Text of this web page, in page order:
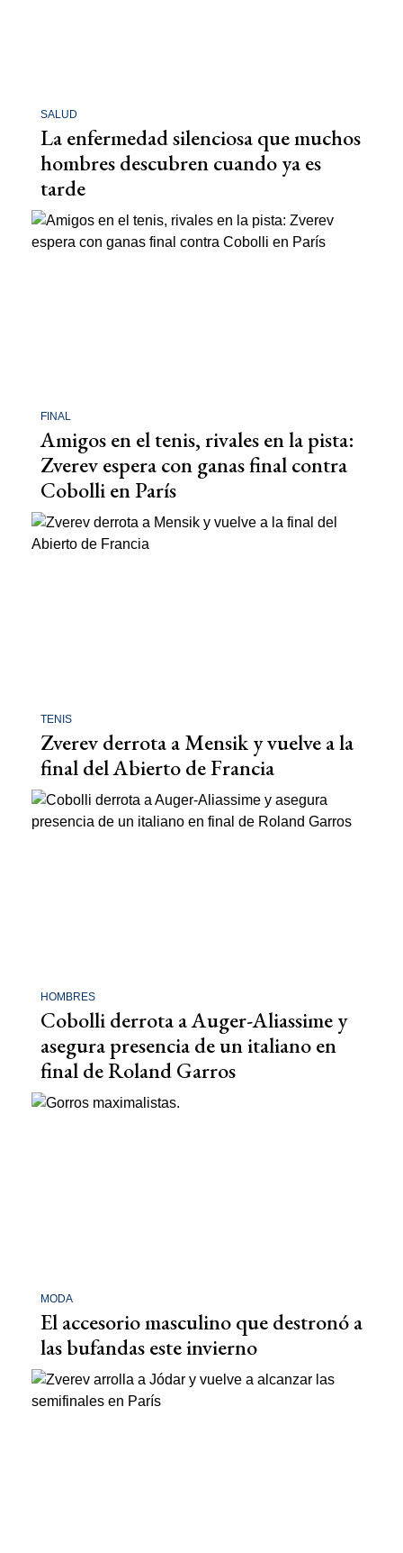
SALUD
La enfermedad silenciosa que muchos
hombres descubren cuando ya es
tarde
FINAL
Amigos en el tenis, rivales en la pista:
Zverev espera con ganas final contra
Cobolli en París
TENIS
Zverev derrota a Mensik y vuelve a la
final del Abierto de Francia
HOMBRES
Cobolli derrota a Auger-Aliassime y
asegura presencia de un italiano en
final de Roland Garros
MODA
El accesorio masculino que destronó a
las bufandas este invierno